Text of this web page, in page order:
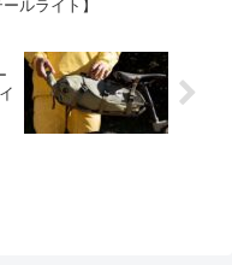
ルライト】